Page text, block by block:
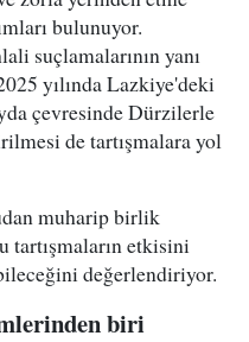
bulunuyor.
suçlamalarının yanı
yılında Lazkiye'deki
çevresinde Dürzilerle
de tartışmalara yol
muharip birlik
tartışmaların etkisini
değerlendiriyor.
biri